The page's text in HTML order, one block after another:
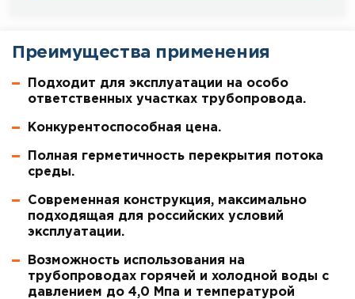
Преимущества применения
Подходит для эксплуатации на особо
ответственных участках трубопровода.
Конкурентоспособная цена.
Полная герметичность перекрытия потока
среды.
Современная конструкция, максимально
подходящая для российских условий
эксплуатации.
Возможность использования на
трубопроводах горячей и холодной воды с
давлением до 4,0 Мпа и температурой